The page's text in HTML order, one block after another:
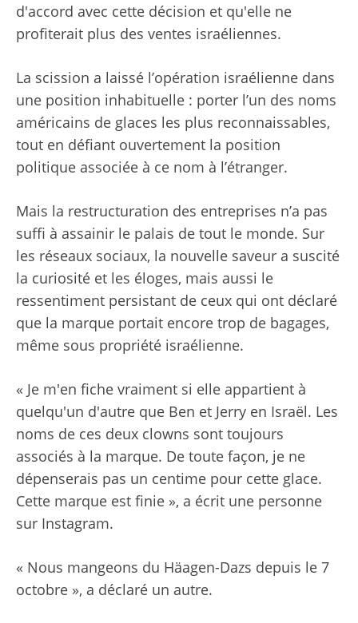
d'accord avec cette décision et qu'elle ne
profiterait plus des ventes israéliennes.
La scission a laissé l’opération israélienne dans
une position inhabituelle : porter l’un des noms
américains de glaces les plus reconnaissables,
tout en défiant ouvertement la position
politique associée à ce nom à l’étranger.
Mais la restructuration des entreprises n’a pas
suffi à assainir le palais de tout le monde. Sur
les réseaux sociaux, la nouvelle saveur a suscité
la curiosité et les éloges, mais aussi le
ressentiment persistant de ceux qui ont déclaré
que la marque portait encore trop de bagages,
même sous propriété israélienne.
« Je m'en fiche vraiment si elle appartient à
quelqu'un d'autre que Ben et Jerry en Israël. Les
noms de ces deux clowns sont toujours
associés à la marque. De toute façon, je ne
dépenserais pas un centime pour cette glace.
Cette marque est finie », a écrit une personne
sur Instagram.
« Nous mangeons du Häagen-Dazs depuis le 7
octobre », a déclaré un autre.